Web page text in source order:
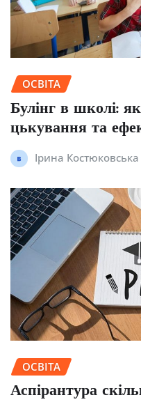
ОСВІТА
Булінг в школі:
цькування та
Ірина Костюковська
ОСВІТА
Аспірантура